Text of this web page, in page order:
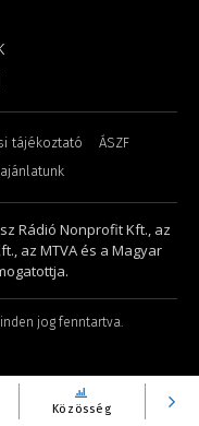
Közösség
tájékoztató
ÁSZF
Rádió Nonprofit Kft., az
az MTVA és a Magyar
jog fenntartva.